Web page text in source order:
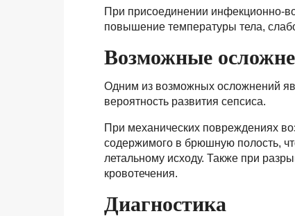
При присоединении инфекционно-
повышение температуры тела,
Возможные
Одним из возможных осложнений
вероятность развития сепсиса.
При механических повреждениях
содержимого в брюшную полость,
летальному исходу. Также при
кровотечения.
Диагностика